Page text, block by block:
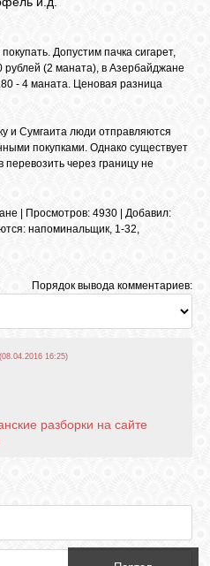
Допустим пачка сигарет,
рублей (2 маната), в Азербайджане
- 4 маната. Ценовая разница
и Сумгаита люди отправляются
покупками. Однако существует
через границу не
| Просмотров: 4930 | Добавил:
: напоминальщик, 1-32
Порядок вывода комментариев:
(08.04.2016 16:25)
разборки на сайте